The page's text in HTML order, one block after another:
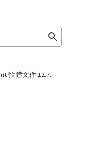
軟體文件 12.7.